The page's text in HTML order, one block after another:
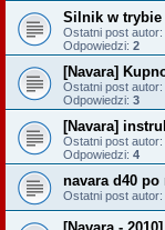
Silnik w trybie
Ostatni post autor:
Odpowiedzi: 2
[Navara]
Ostatni post autor:
Odpowiedzi: 3
[Navara]
Ostatni post autor:
Odpowiedzi: 4
navara d40
Ostatni post autor: